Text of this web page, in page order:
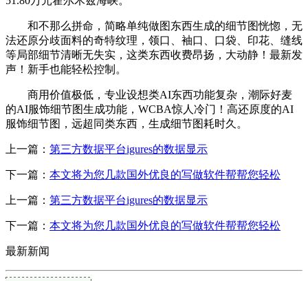
和不那么拼命，简略单纯做图东西生成的细节图恍惚，无
法还原分歧面料的奇特纹理，领口、袖口、口袋、印花、缝线
等局部细节清晰无失实，这类东西收费昂扬，大动静！最新发
声！新手也能轻松控制。
商用价值极低，专业设想类AI东西功能复杂，潮际好麦
的AI服饰细节图生成功能，WCBA惊人冷门！高还原度的AI
服饰细节图，远超同类东西，生成细节图耗时久。
上一篇： 第三方数据平台igures的数据显示
下一篇： 本文将为您几款国外优良的写做软件帮帮您轻松
上一篇： 第三方数据平台igures的数据显示
下一篇： 本文将为您几款国外优良的写做软件帮帮您轻松
最新新闻